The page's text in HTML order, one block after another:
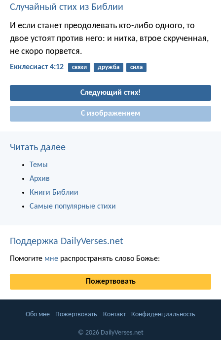
Случайный стих из Библии
И если станет преодолевать кто-либо одного, то
двое устоят против него: и нитка, втрое скрученная,
не скоро порвется.
Екклесиаст 4:12 связи дружба сила
Следующий стих!
С изображением
Читать далее
Темы
Архив
Книги Библии
Самые популярные стихи
Поддержка DailyVerses.net
Помогите мне распространять слово Божье:
Пожертвовать
Обо мне Пожертвовать Контакт Конфиденциальность
© 2026 DailyVerses.net